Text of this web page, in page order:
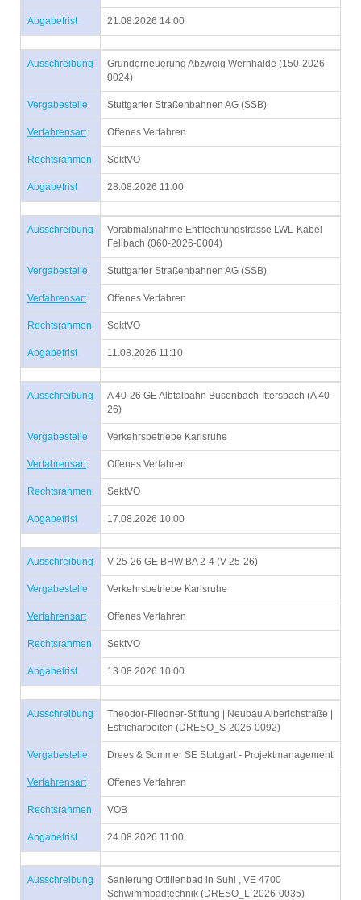
Abgabefrist 21.08.2026 14:00
Ausschreibung
Grunderneuerung Abzweig Wernhalde (150-2026-
0024)
Vergabestelle Stuttgarter Straßenbahnen AG (SSB)
Verfahrensart Offenes Verfahren
Rechtsrahmen SektVO
Abgabefrist 28.08.2026 11:00
Ausschreibung
Vorabmaßnahme Entflechtungstrasse LWL-Kabel
Fellbach (060-2026-0004)
Vergabestelle Stuttgarter Straßenbahnen AG (SSB)
Verfahrensart Offenes Verfahren
Rechtsrahmen SektVO
Abgabefrist 11.08.2026 11:10
Ausschreibung
A 40-26 GE Albtalbahn Busenbach-Ittersbach (A 40-
26)
Vergabestelle Verkehrsbetriebe Karlsruhe
Verfahrensart Offenes Verfahren
Rechtsrahmen SektVO
Abgabefrist 17.08.2026 10:00
Ausschreibung V 25-26 GE BHW BA 2-4 (V 25-26)
Vergabestelle Verkehrsbetriebe Karlsruhe
Verfahrensart Offenes Verfahren
Rechtsrahmen SektVO
Abgabefrist 13.08.2026 10:00
Ausschreibung
Theodor-Fliedner-Stiftung | Neubau Alberichstraße |
Estricharbeiten (DRESO_S-2026-0092)
Vergabestelle Drees & Sommer SE Stuttgart - Projektmanagement
Verfahrensart Offenes Verfahren
Rechtsrahmen VOB
Abgabefrist 24.08.2026 11:00
Ausschreibung
Sanierung Ottilienbad in Suhl , VE 4700
Schwimmbadtechnik (DRESO_L-2026-0035)